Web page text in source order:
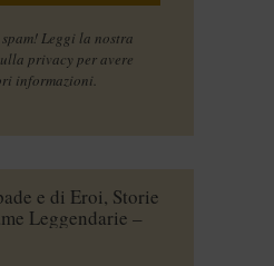
Leggi la nostra
privacy per avere
informazioni.
e di Eroi, Storie
Leggendarie –